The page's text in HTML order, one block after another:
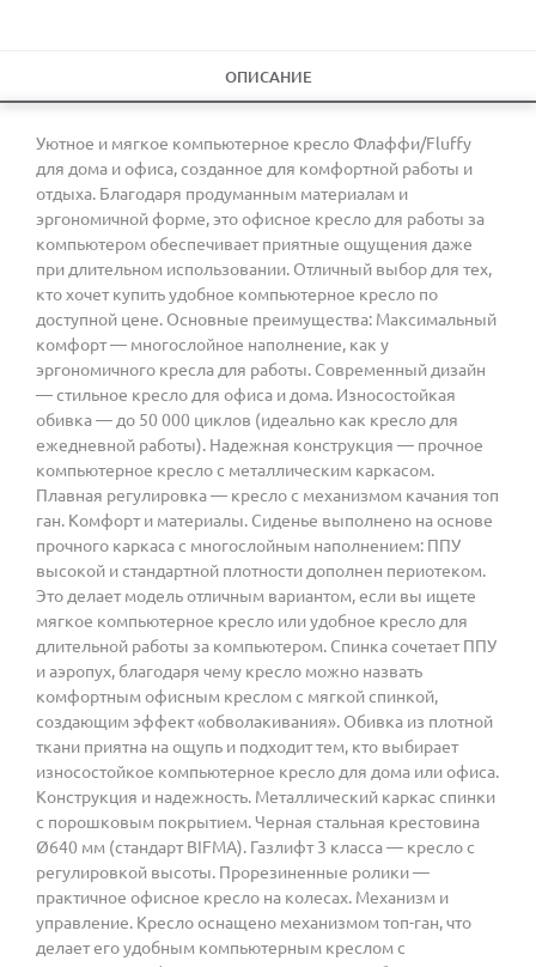
ОПИСАНИЕ
Уютное и мягкое компьютерное кресло Флаффи/Fluffy
для дома и офиса, созданное для комфортной работы и
отдыха. Благодаря продуманным материалам и
эргономичной форме, это офисное кресло для работы за
компьютером обеспечивает приятные ощущения даже
при длительном использовании. Отличный выбор для тех,
кто хочет купить удобное компьютерное кресло по
доступной цене. Основные преимущества: Максимальный
комфорт — многослойное наполнение, как у
эргономичного кресла для работы. Современный дизайн
— стильное кресло для офиса и дома. Износостойкая
обивка — до 50 000 циклов (идеально как кресло для
ежедневной работы). Надежная конструкция — прочное
компьютерное кресло с металлическим каркасом.
Плавная регулировка — кресло с механизмом качания топ
ган. Комфорт и материалы. Сиденье выполнено на основе
прочного каркаса с многослойным наполнением: ППУ
высокой и стандартной плотности дополнен периотеком.
Это делает модель отличным вариантом, если вы ищете
мягкое компьютерное кресло или удобное кресло для
длительной работы за компьютером. Спинка сочетает ППУ
и аэропух, благодаря чему кресло можно назвать
комфортным офисным креслом с мягкой спинкой,
создающим эффект «обволакивания». Обивка из плотной
ткани приятна на ощупь и подходит тем, кто выбирает
износостойкое компьютерное кресло для дома или офиса.
Конструкция и надежность. Металлический каркас спинки
с порошковым покрытием. Черная стальная крестовина
Ø640 мм (стандарт BIFMA). Газлифт 3 класса — кресло с
регулировкой высоты. Прорезиненные ролики —
практичное офисное кресло на колесах. Механизм и
управление. Кресло оснащено механизмом топ-ган, что
делает его удобным компьютерным креслом с